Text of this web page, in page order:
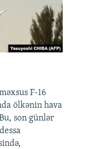
F-16
ölkənin hava
son günlər